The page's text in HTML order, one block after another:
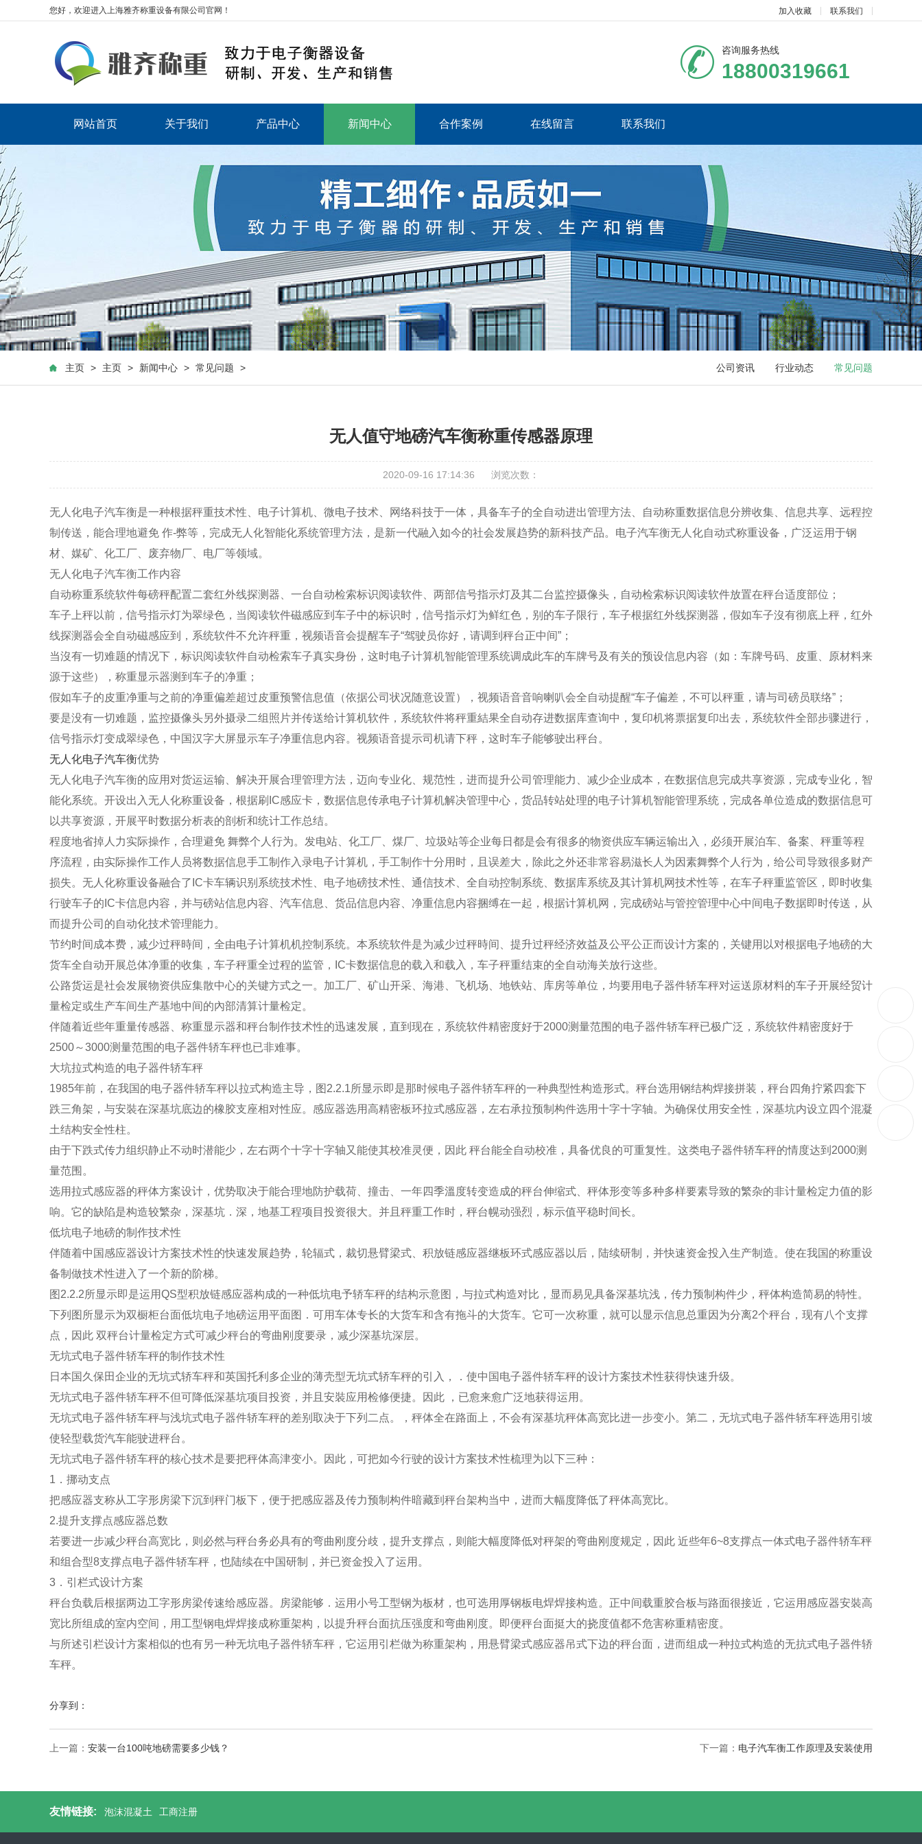
您好，欢迎进入上海雅齐称重设备有限公司官网！ 加入收藏 联系我们
咨询服务热线
18800319661
网站首页 关于我们 产品中心 新闻中心 合作案例 在线留言 联系我们
主页 > 主页 > 新闻中心 > 常见问题 > 公司资讯 行业动态 常见问题
无人值守地磅汽车衡称重传感器原理
2020-09-16 17:14:36 浏览次数：
无人化电子汽车衡是一种根据秤重技术性、电子计算机、微电子技术、网络科技于一体，具备车子的全自动进出管理方法、自动称重数据信息分辨收集、信息共享、远程控
制传送，能合理地避免 作-弊等，完成无人化智能化系统管理方法，是新一代融入如今的社会发展趋势的新科技产品。电子汽车衡无人化自动式称重设备，广泛运用于钢
材、媒矿、化工厂、废弃物厂、电厂等领域。
无人化电子汽车衡工作内容
自动称重系统软件每磅秤配置二套红外线探测器、一台自动检索标识阅读软件、两部信号指示灯及其二台监控摄像头，自动检索标识阅读软件放置在秤台适度部位；
车子上秤以前，信号指示灯为翠绿色，当阅读软件磁感应到车子中的标识时，信号指示灯为鲜红色，别的车子限行，车子根据红外线探测器，假如车子沒有彻底上秤，红外
线探测器会全自动磁感应到，系统软件不允许秤重，视频语音会提醒车子“驾驶员你好，请调到秤台正中间”；
当沒有一切难题的情况下，标识阅读软件自动检索车子真实身份，这时电子计算机智能管理系统调成此车的车牌号及有关的预设信息内容（如：车牌号码、皮重、原材料来
源于这些），称重显示器测到车子的净重；
假如车子的皮重净重与之前的净重偏差超过皮重预警信息值（依据公司状况随意设置），视频语音音响喇叭会全自动提醒“车子偏差，不可以秤重，请与司磅员联络”；
要是没有一切难题，监控摄像头另外摄录二组照片并传送给计算机软件，系统软件将秤重結果全自动存进数据库查询中，复印机将票据复印出去，系统软件全部步骤进行，
信号指示灯变成翠绿色，中国汉字大屏显示车子净重信息内容。视频语音提示司机请下秤，这时车子能够驶出秤台。
无人化电子汽车衡优势
无人化电子汽车衡的应用对货运运输、解决开展合理管理方法，迈向专业化、规范性，进而提升公司管理能力、减少企业成本，在数据信息完成共享资源，完成专业化，智
能化系统。开设出入无人化称重设备，根据刷IC感应卡，数据信息传承电子计算机解决管理中心，货品转站处理的电子计算机智能管理系统，完成各单位造成的数据信息可
以共享资源，开展平时数据分析表的剖析和统计工作总结。
程度地省掉人力实际操作，合理避免 舞弊个人行为。发电站、化工厂、煤厂、垃圾站等企业每日都是会有很多的物资供应车辆运输出入，必须开展泊车、备案、秤重等程
序流程，由实际操作工作人员将数据信息手工制作入录电子计算机，手工制作十分用时，且误差大，除此之外还非常容易滋长人为因素舞弊个人行为，给公司导致很多财产
损失。无人化称重设备融合了IC卡车辆识别系统技术性、电子地磅技术性、通信技术、全自动控制系统、数据库系统及其计算机网技术性等，在车子秤重监管区，即时收集
行驶车子的IC卡信息内容，并与磅站信息内容、汽车信息、货品信息内容、净重信息内容捆缚在一起，根据计算机网，完成磅站与管控管理中心中间电子数据即时传送，从
而提升公司的自动化技术管理能力。
节约时间成本费，减少过秤時间，全由电子计算机机控制系统。本系统软件是为减少过秤時间、提升过秤经济效益及公平公正而设计方案的，关键用以对根据电子地磅的大
货车全自动开展总体净重的收集，车子秤重全过程的监管，IC卡数据信息的载入和载入，车子秤重结束的全自动海关放行这些。
公路货运是社会发展物资供应集散中心的关键方式之一。加工厂、矿山开采、海港、飞机场、地铁站、库房等单位，均要用电子器件轿车秤对运送原材料的车子开展经贸计
量检定或生产车间生产基地中间的內部清算计量检定。
伴随着近些年重量传感器、称重显示器和秤台制作技术性的迅速发展，直到现在，系统软件精密度好于2000测量范围的电子器件轿车秤已极广泛，系统软件精密度好于
2500～3000测量范围的电子器件轿车秤也已非难事。
大坑拉式构造的电子器件轿车秤
1985年前，在我国的电子器件轿车秤以拉式构造主导，图2.2.1所显示即是那时候电子器件轿车秤的一种典型性构造形式。秤台选用钢结构焊接拼装，秤台四角拧紧四套下
跌三角架，与安裝在深基坑底边的橡胶支座相对性应。感应器选用高精密板环拉式感应器，左右承拉预制构件选用十字十字轴。为确保仗用安全性，深基坑内设立四个混凝
土结构安全性柱。
由于下跌式传力组织静止不动时潜能少，左右两个十字十字轴又能使其校准灵便，因此 秤台能全自动校准，具备优良的可重复性。这类电子器件轿车秤的情度达到2000测
量范围。
选用拉式感应器的秤体方案设计，优势取决于能合理地防护载荷、撞击、一年四季溫度转变造成的秤台伸缩式、秤体形变等多种多样要素导致的繁杂的非计量检定力值的影
响。它的缺陷是构造较繁杂，深基坑．深，地基工程项目投资很大。并且秤重工作时，秤台幌动强烈，标示值平稳时间长。
低坑电子地磅的制作技术性
伴随着中国感应器设计方案技术性的快速发展趋势，轮辐式，裁切悬臂梁式、积放链感应器继板环式感应器以后，陆续研制，并快速资金投入生产制造。使在我国的称重设
备制做技术性进入了一个新的阶梯。
图2.2.2所显示即是运用QS型积放链感应器构成的一种低坑电予轿车秤的结构示意图，与拉式构造对比，显而易见具备深基坑浅，传力预制构件少，秤体构造简易的特性。
下列图所显示为双橱柜台面低坑电子地磅运用平面图．可用车体专长的大货车和含有拖斗的大货车。它可一次称重，就可以显示信息总重因为分离2个秤台，现有八个支撑
点，因此 双秤台计量检定方式可减少秤台的弯曲刚度要录，减少深基坑深层。
无坑式电子器件轿车秤的制作技术性
日本国久保田企业的无坑式轿车秤和英国托利多企业的薄壳型无坑式轿车秤的引入，．使中国电子器件轿车秤的设计方案技术性获得快速升级。
无坑式电子器件轿车秤不但可降低深基坑项目投资，并且安裝应用检修便捷。因此 ，已愈来愈广泛地获得运用。
无坑式电子器件轿车秤与浅坑式电子器件轿车秤的差别取决于下列二点。，秤体全在路面上，不会有深基坑秤体高宽比进一步变小。第二，无坑式电子器件轿车秤选用引坡
使轻型载货汽车能驶进秤台。
无坑式电子器件轿车秤的核心技术是要把秤体高津变小。因此，可把如今行驶的设计方案技术性梳理为以下三种：
1．挪动支点
把感应器支称从工字形房梁下沉到秤门板下，便于把感应器及传力预制构件暗藏到秤台架构当中，进而大幅度降低了秤体高宽比。
2.提升支撑点感应器总数
若要进一步减少秤台高宽比，则必然与秤台务必具有的弯曲刚度分歧，提升支撑点，则能大幅度降低对秤架的弯曲刚度规定，因此 近些年6~8支撑点一体式电子器件轿车秤
和组合型8支撑点电子器件轿车秤，也陆续在中国研制，并已资金投入了运用。
3．引栏式设计方案
秤台负载后根据两边工字形房梁传速给感应器。房梁能够．运用小号工型钢为板材，也可选用厚钢板电焊焊接构造。正中间载重胶合板与路面很接近，它运用感应器安裝高
宽比所组成的室内空间，用工型钢电焊焊接成称重架构，以提升秤台面抗压强度和弯曲刚度。即便秤台面挺大的挠度值都不危害称重精密度。
与所述引栏设计方案相似的也有另一种无坑电子器件轿车秤，它运用引栏做为称重架构，用悬臂梁式感应器吊式下边的秤台面，进而组成一种拉式构造的无抗式电子器件轿
车秤。
分享到：
上一篇： 安装一台100吨地磅需要多少钱？ 下一篇： 电子汽车衡工作原理及安装使用
友情链接: 泡沫混凝土 工商注册